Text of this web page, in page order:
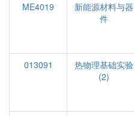
ME4019
新能源材料与器
件
013091
热物理基础实验
(2)